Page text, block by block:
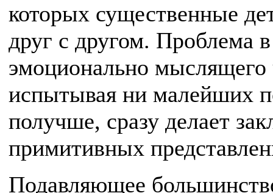
которых существенные
друг с другом. Проблема
эмоционально мыслящего
испытывая ни малейших
получше, сразу делает
примитивных
Подавляющее